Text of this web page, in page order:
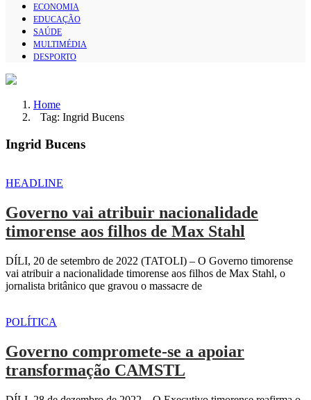
ECONOMIA
EDUCAÇÃO
SAÚDE
MULTIMÉDIA
DESPORTO
Home
Tag: Ingrid Bucens
Ingrid Bucens
HEADLINE
Governo vai atribuir nacionalidade
timorense aos filhos de Max Stahl
DÍLI, 20 de setembro de 2022 (TATOLI) – O Governo timorense
vai atribuir a nacionalidade timorense aos filhos de Max Stahl, o
jornalista britânico que gravou o massacre de
POLÍTICA
Governo compromete-se a apoiar
transformação CAMSTL